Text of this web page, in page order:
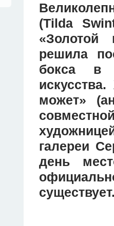
(Tilda
«Золотой
решила
бокса в
может»
галереи
день